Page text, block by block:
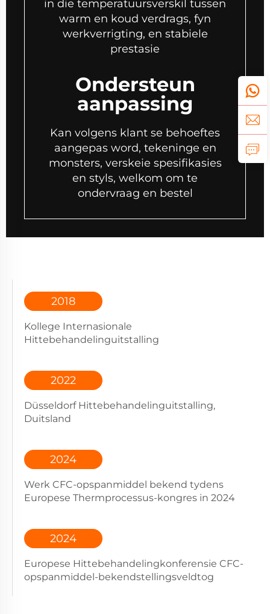
in die temperatuursverskil tussen
warm en koud verdrags, fyn
werkverrigting, en stabiele
prestasie
Ondersteun
aanpassing
Kan volgens klant se behoeftes
aangepas word, tekeninge en
monsters, verskeie spesifikasies
en styls, welkom om te
ondervraag en bestel
2018
Kollege Internasionale
Hittebehandelinguitstalling
2022
Düsseldorf Hittebehandelinguitstalling,
Duitsland
2024
Werk CFC-opspanmiddel bekend tydens
Europese Thermprocessus-kongres in 2024
2024
Europese Hittebehandelingkonferensie CFC-
opspanmiddel-bekendstellingsveldtog